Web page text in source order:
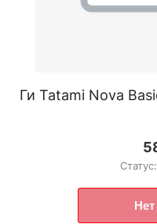
Ги Tatami Nova